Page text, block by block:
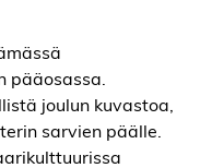
pääosassa.
joulun kuvastoa,
sarvien päälle.